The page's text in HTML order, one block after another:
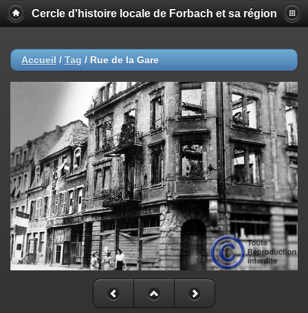
Cercle d'histoire locale de Forbach et sa région
Accueil / Tag / Rue de la Gare